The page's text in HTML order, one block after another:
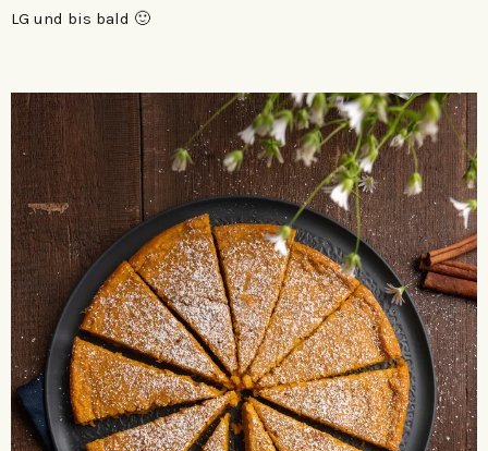
LG und bis bald 🙂